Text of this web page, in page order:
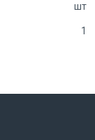
так и для
шт
1